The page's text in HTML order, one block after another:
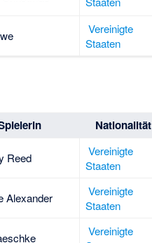
Vereinigte
Staaten
Nationalität
Reed
Vereinigte
Staaten
Alexander
Vereinigte
Staaten
Vereinigte